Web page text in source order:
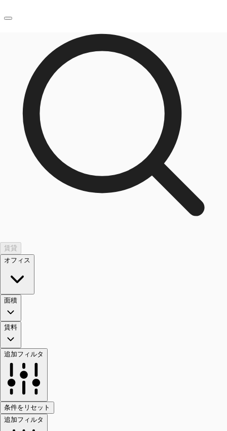
オフィス・事務所
倉庫・物流センター
地図検索
記事
仲介会社様はこちらへ
お気に入り
お電話
賃貸
オフィス
面積
賃料
追加フィルタ
条件をリセット
追加フィルタ